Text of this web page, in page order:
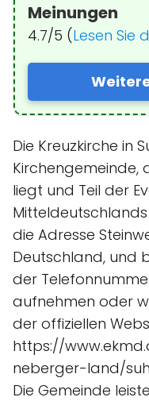
Meinungen
4.7/5 (Lesen Sie
Die Kreuzkirche in
Kirchengemeinde,
liegt und Teil der
Mitteldeutschlands
die Adresse
Deutschland, und
der
aufnehmen oder
der offiziellen
https://
neberger-land/
Die Gemeinde